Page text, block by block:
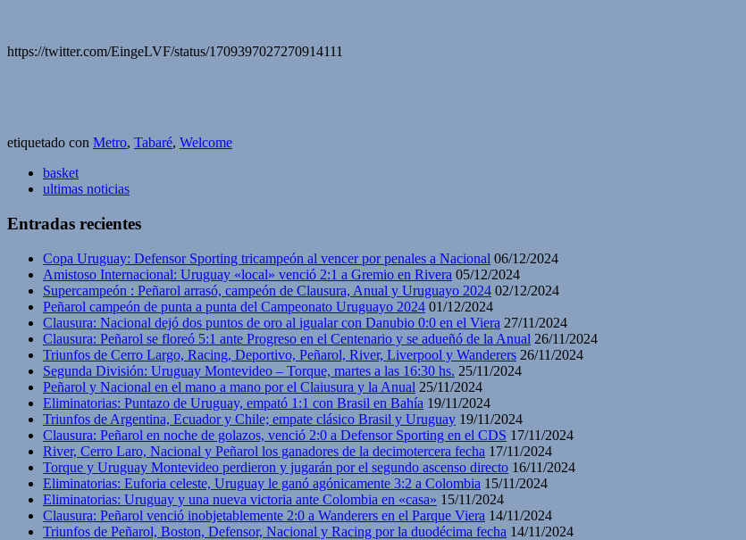
https://twitter.com/EingeLVF/status/1709397027270914111
etiquetado con Metro, Tabaré, Welcome
basket
ultimas noticias
Entradas recientes
Copa Uruguay: Defensor Sporting tricampeón al vencer por penales a Nacional 06/12/2024
Amistoso Internacional: Uruguay «local» venció 2:1 a Gremio en Rivera 05/12/2024
Supercampeón : Peñarol arrasó, campeón de Clausura, Anual y Uruguayo 2024 02/12/2024
Peñarol campeón de punta a punta del Campeonato Uruguayo 2024 01/12/2024
Clausura: Nacional dejó dos puntos de oro al igualar con Danubio 0:0 en el Viera 27/11/2024
Clausura: Peñarol se floreó 5:1 ante Progreso en el Centenario y se adueñó de la Anual 26/11/2024
Triunfos de Cerro Largo, Racing, Deportivo, Peñarol, River, Liverpool y Wanderers 26/11/2024
Segunda División: Uruguay Montevideo – Torque, martes a las 16:30 hs. 25/11/2024
Peñarol y Nacional en el mano a mano por el Claiusura y la Anual 25/11/2024
Eliminatorias: Puntazo de Uruguay, empató 1:1 con Brasil en Bahía 19/11/2024
Triunfos de Argentina, Ecuador y Chile; empate clásico Brasil y Uruguay 19/11/2024
Clausura: Peñarol en noche de golazos, venció 2:0 a Defensor Sporting en el CDS 17/11/2024
River, Cerro Laro, Nacional y Peñarol los ganadores de la decimotercera fecha 17/11/2024
Torque y Uruguay Montevideo perdieron y jugarán por el segundo ascenso directo 16/11/2024
Eliminatorias: Euforia celeste, Uruguay le ganó agónicamente 3:2 a Colombia 15/11/2024
Eliminatorias: Uruguay y una nueva victoria ante Colombia en «casa» 15/11/2024
Clausura: Peñarol venció inobjetablemente 2:0 a Wanderers en el Parque Viera 14/11/2024
Triunfos de Peñarol, Boston, Defensor, Nacional y Racing por la duodécima fecha 14/11/2024